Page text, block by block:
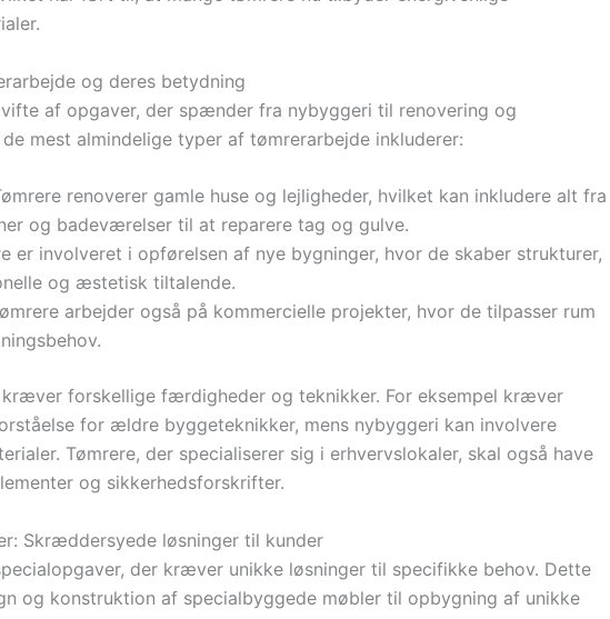
og deres betydning
af opgaver, der spænder fra nybyggeri til renovering og
mest almindelige typer af tømrerarbejde inkluderer:
renoverer gamle huse og lejligheder, hvilket kan inkludere alt fra
og badeværelser til at reparere tag og gulve.
er involveret i opførelsen af nye bygninger, hvor de skaber strukturer,
og æstetisk tiltalende.
arbejder også på kommercielle projekter, hvor de tilpasser rum
forskellige færdigheder og teknikker. For eksempel kræver
for ældre byggeteknikker, mens nybyggeri kan involvere
Tømrere, der specialiserer sig i erhvervslokaler, skal også have
og sikkerhedsforskrifter.
Skræddersyede løsninger til kunder
der kræver unikke løsninger til specifikke behov. Dette
og konstruktion af specialbyggede møbler til opbygning af unikke